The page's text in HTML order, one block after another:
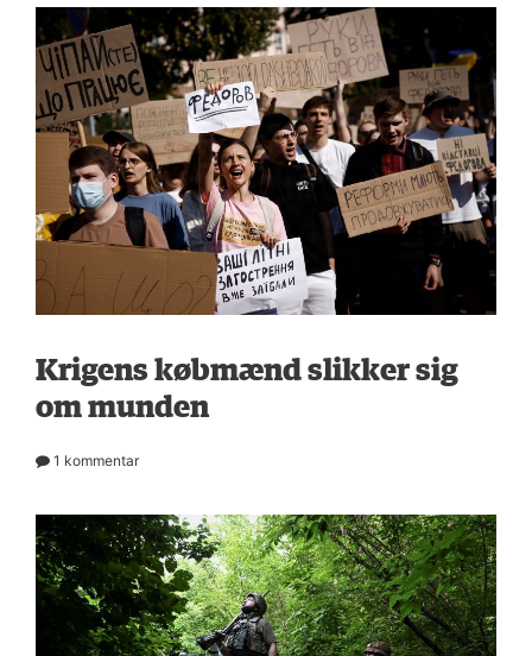
Krigens købmænd slikker sig
om munden
1 kommentar